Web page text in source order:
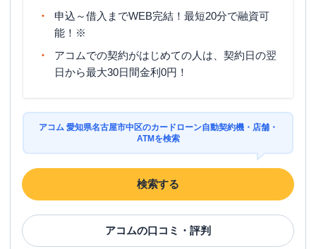
申込～借入までWEB完結！最短20分で融資可
能！※
アコムでの契約がはじめての人は、契約日の翌
日から最大30日間金利0円！
アコム 愛知県名古屋市中区のカードローン自動契約機・店舗・
ATMを検索
検索する
アコムの口コミ・評判